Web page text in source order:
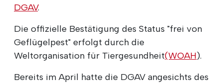
DGAV.
Die offizielle Bestätigung des Status "frei von
Geflügelpest" erfolgt durch die
Weltorganisation für Tiergesundheit(WOAH).
Bereits im April hatte die DGAV angesichts des